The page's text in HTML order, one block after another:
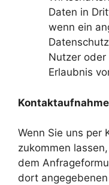
Daten in
wenn ein
Nutzer
Erlaubnis
Kontaktaufnahme
Wenn Sie uns per
zukommen
dem
dort